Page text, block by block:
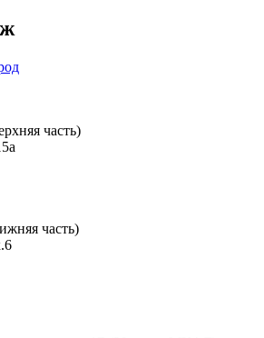
часть)
часть)